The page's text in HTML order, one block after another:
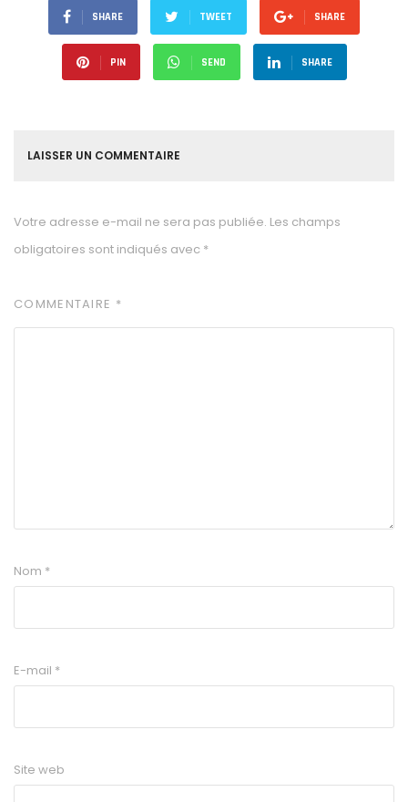
SHARE TWEET SHARE
PIN SEND SHARE
LAISSER UN COMMENTAIRE
Votre adresse e-mail ne sera pas publiée. Les champs
obligatoires sont indiqués avec *
COMMENTAIRE *
Nom *
E-mail *
Site web